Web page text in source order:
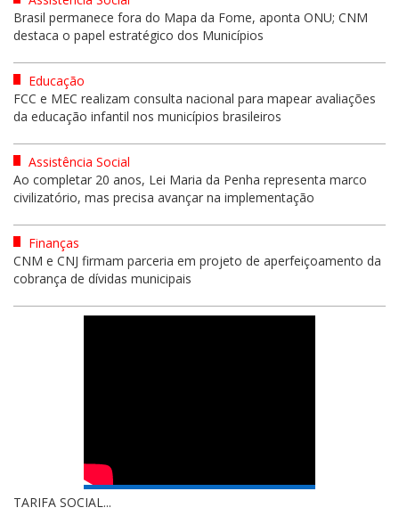
Brasil permanece fora do Mapa da Fome, aponta ONU; CNM
destaca o papel estratégico dos Municípios
Educação
FCC e MEC realizam consulta nacional para mapear avaliações
da educação infantil nos municípios brasileiros
Assistência Social
Ao completar 20 anos, Lei Maria da Penha representa marco
civilizatório, mas precisa avançar na implementação
Finanças
CNM e CNJ firmam parceria em projeto de aperfeiçoamento da
cobrança de dívidas municipais
TARIFA SOCIAL...